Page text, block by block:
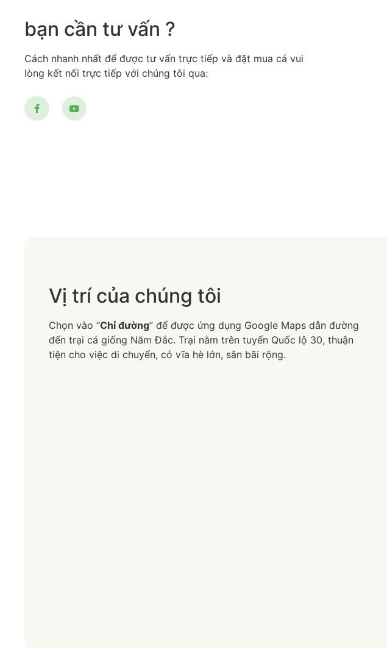
bạn cần tư vấn ?
Cách nhanh nhất để được tư vấn trực tiếp và đặt mua cá vui
lòng kết nối trực tiếp với chúng tôi qua:
Vị trí của chúng tôi
Chọn vào “Chỉ đường” để được ứng dụng Google Maps dẫn đường
đến trại cá giống Năm Đắc. Trại nằm trên tuyến Quốc lộ 30, thuận
tiện cho việc di chuyển, có vĩa hè lớn, sân bãi rộng.